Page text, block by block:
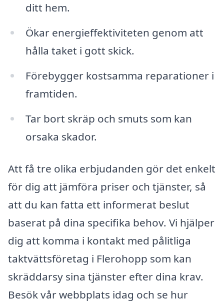
ditt hem.
Ökar energieffektiviteten genom att
hålla taket i gott skick.
Förebygger kostsamma reparationer i
framtiden.
Tar bort skräp och smuts som kan
orsaka skador.
Att få tre olika erbjudanden gör det enkelt
för dig att jämföra priser och tjänster, så
att du kan fatta ett informerat beslut
baserat på dina specifika behov. Vi hjälper
dig att komma i kontakt med pålitliga
taktvättsföretag i Flerohopp som kan
skräddarsy sina tjänster efter dina krav.
Besök vår webbplats idag och se hur